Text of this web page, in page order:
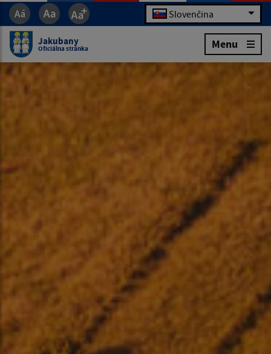
Slovenčina
Jakubany
Oficiálna stránka Menu